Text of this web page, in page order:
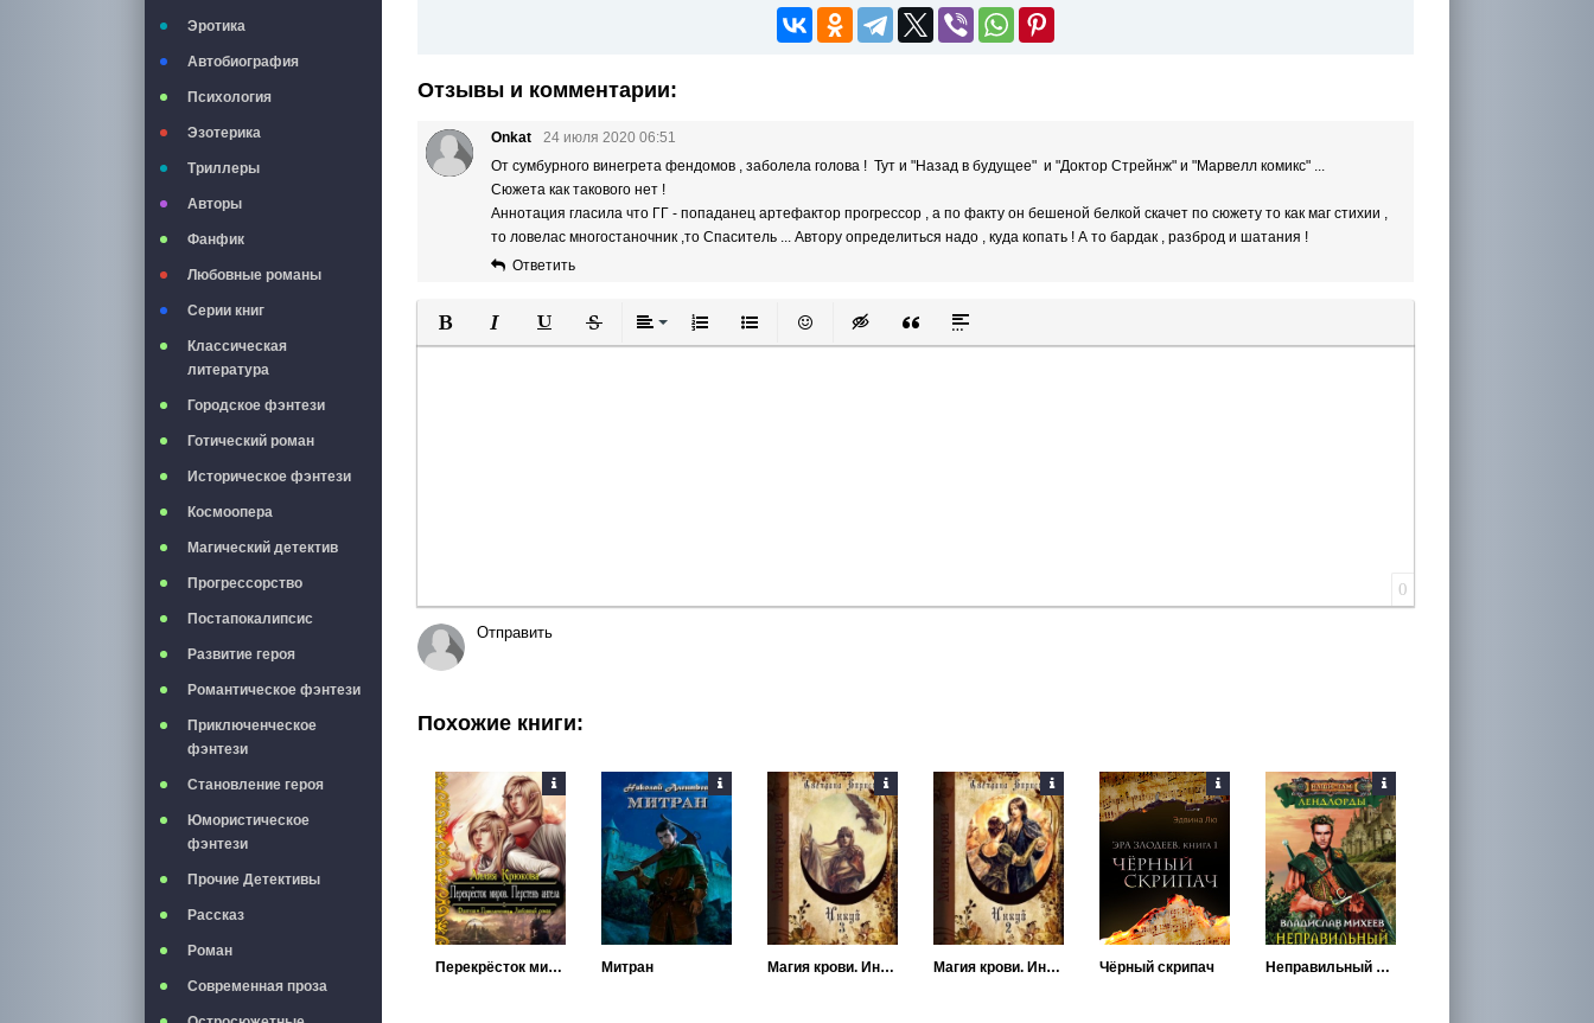
Эротика
Автобиография
Психология
Эзотерика
Триллеры
Авторы
Фанфик
Любовные романы
Серии книг
Классическая
литература
Городское фэнтези
Готический роман
Историческое фэнтези
Космоопера
Магический детектив
Прогрессорство
Постапокалипсис
Развитие героя
Романтическое фэнтези
Приключенческое
фэнтези
Становление героя
Юмористическое
фэнтези
Прочие Детективы
Рассказ
Роман
Современная проза
Отзывы и комментарии:
Onkat
24 июля 2020 06:51
От сумбурного винегрета фендомов , заболела голова ! Тут и "Назад в будущее" и "Доктор Стрейнж" и "Марвелл комикс" ...
Сюжета как такового нет !
Аннотация гласила что ГГ - попаданец артефактор прогрессор , а по факту он бешеной белкой скачет по сюжету то как маг стихии ,
то ловелас многостаночник ,то Спаситель ... Автору определиться надо , куда копать ! А то бардак , разброд и шатания !
Ответить
Полужирный
КурсивПодчеркнутый
ЗачеркнутыйВыравнивание
Нумерованный список
Маркированный список
Вставить смайлик
Вставка скрытого текста
Вставка цитаты
Вставка спойлера
0
Отправить
Похожие книги:
Перекрёсток миров. Перстень ангела Митран Магия крови. Инкуб. Книга 3 Магия крови. Инкуб. Книга 2 Чёрный скрипач Неправильный демон